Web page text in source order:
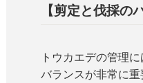
【剪定と伐採の
トウカエデの管理
バランスが非常に重